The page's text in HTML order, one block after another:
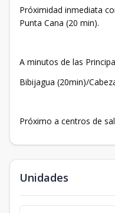
Próximidad inmediata
Punta Cana (20 min).
A minutos de las
Bibijagua (20min)/
Próximo a centros de
Unidades